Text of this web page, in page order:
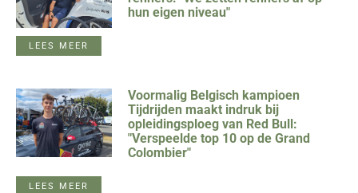
hun eigen niveau"
LEES MEER
Voormalig Belgisch kampioen
Tijdrijden maakt indruk bij
opleidingsploeg van Red Bull:
"Verspeelde top 10 op de Grand
Colombier"
LEES MEER